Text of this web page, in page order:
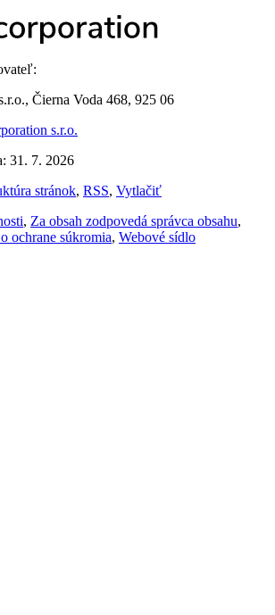
Čierna Voda 468, 925 06
s.r.o.
31. 7. 2026
stránok, RSS, Vytlačiť
, Za obsah zodpovedá správca obsahu,
ochrane súkromia, Webové sídlo